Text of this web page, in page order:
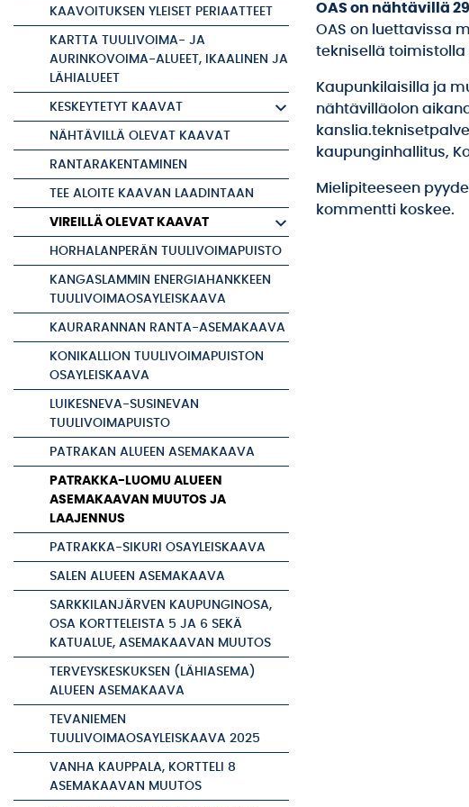
KAAVOITUKSEN YLEISET PERIAATTEET
KARTTA TUULIVOIMA- JA
AURINKOVOIMA-ALUEET, IKAALINEN JA
LÄHIALUEET
KESKEYTETYT KAAVAT
NÄHTÄVILLÄ OLEVAT KAAVAT
RANTARAKENTAMINEN
TEE ALOITE KAAVAN LAADINTAAN
VIREILLÄ OLEVAT KAAVAT
HORHALANPERÄN TUULIVOIMAPUISTO
KANGASLAMMIN ENERGIAHANKKEEN
TUULIVOIMAOSAYLEISKAAVA
KAURARANNAN RANTA-ASEMAKAAVA
KONIKALLION TUULIVOIMAPUISTON
OSAYLEISKAAVA
LUIKESNEVA-SUSINEVAN
TUULIVOIMAPUISTO
PATRAKAN ALUEEN ASEMAKAAVA
PATRAKKA-LUOMU ALUEEN
ASEMAKAAVAN MUUTOS JA
LAAJENNUS
PATRAKKA-SIKURI OSAYLEISKAAVA
SALEN ALUEEN ASEMAKAAVA
SARKKILANJÄRVEN KAUPUNGINOSA,
OSA KORTTELEISTA 5 JA 6 SEKÄ
KATUALUE, ASEMAKAAVAN MUUTOS
TERVEYSKESKUKSEN (LÄHIASEMA)
ALUEEN ASEMAKAAVA
TEVANIEMEN
TUULIVOIMAOSAYLEISKAAVA 2025
VANHA KAUPPALA, KORTTELI 8
ASEMAKAAVAN MUUTOS
OAS on nähtävillä
OAS on luettavissa
teknisellä toimistolla
Kaupunkilaisilla ja
nähtävilläolon
kaupunginhallitus,
Mielipiteeseen
kommentti koskee.